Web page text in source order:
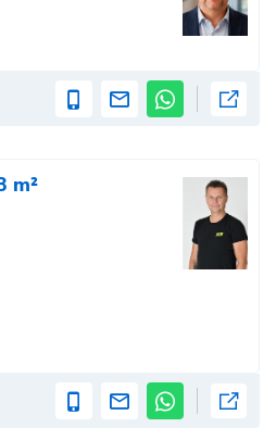
m²